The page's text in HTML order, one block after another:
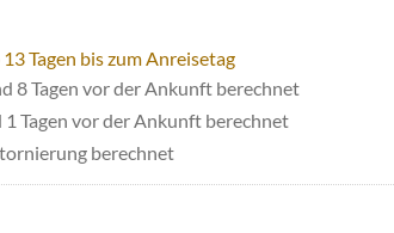
Tagen bis zum Anreisetag
8 Tagen vor der Ankunft berechnet
Tagen vor der Ankunft berechnet
berechnet